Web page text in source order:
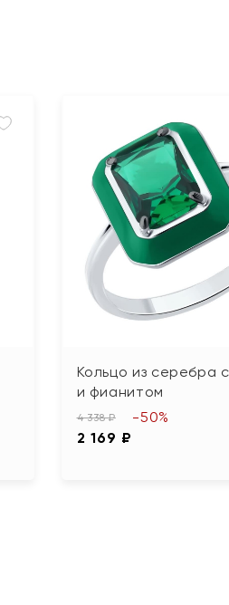
Кольцо из серебра
и фианитом
4 338 ₽
2 169 ₽
-50%